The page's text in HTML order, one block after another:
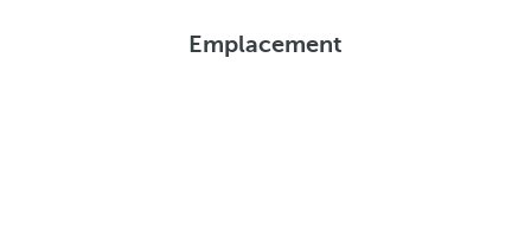
Emplacement